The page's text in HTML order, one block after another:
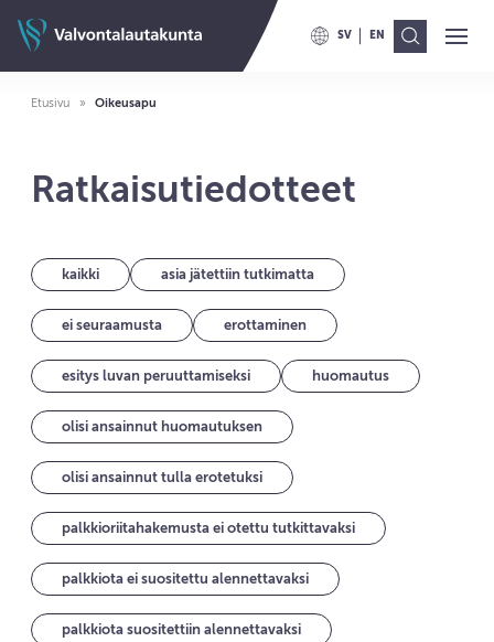
Valvontalautakunnan etusivulleSV
VAIHDA KIELELLE SWITCH
EN
VAIHDA KIELELLE
Etusivu Oikeusapu
Ratkaisutiedotteet
kaikki asia jätettiin tutkimatta
ei seuraamusta erottaminen
esitys luvan peruuttamiseksi huomautus
olisi ansainnut huomautuksen
olisi ansainnut tulla erotetuksi
palkkioriitahakemusta ei otettu tutkittavaksi
palkkiota ei suositettu alennettavaksi
palkkiota suositettiin alennettavaksi